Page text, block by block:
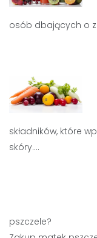
osób dbających o
składników, które
skóry.…
pszczele?